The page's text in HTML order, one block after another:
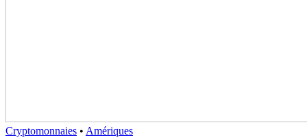
Cryptomonnaies • Amériques